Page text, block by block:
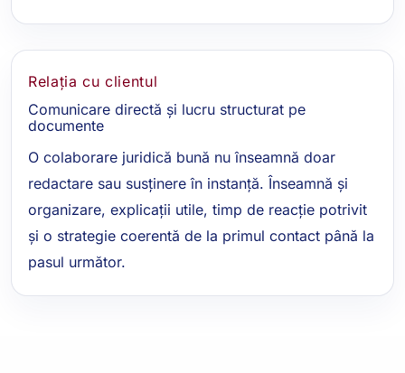
Relația cu clientul
Comunicare directă și lucru structurat pe
documente
O colaborare juridică bună nu înseamnă doar
redactare sau susținere în instanță. Înseamnă și
organizare, explicații utile, timp de reacție potrivit
și o strategie coerentă de la primul contact până la
pasul următor.